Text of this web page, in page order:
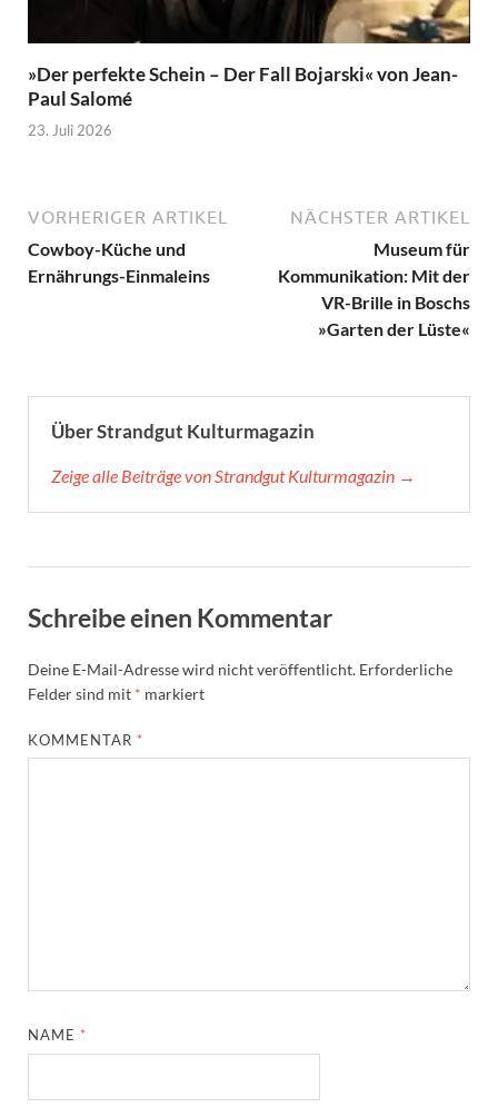
»Der perfekte Schein – Der Fall Bojarski« von Jean-
Paul Salomé
23. Juli 2026
VORHERIGER ARTIKEL
Cowboy-Küche und
Ernährungs-Einmaleins
NÄCHSTER ARTIKEL
Museum für
Kommunikation: Mit der
VR-Brille in Boschs
»Garten der Lüste«
Über Strandgut Kulturmagazin
Zeige alle Beiträge von Strandgut Kulturmagazin →
Schreibe einen Kommentar
Deine E-Mail-Adresse wird nicht veröffentlicht. Erforderliche
Felder sind mit * markiert
KOMMENTAR *
NAME *